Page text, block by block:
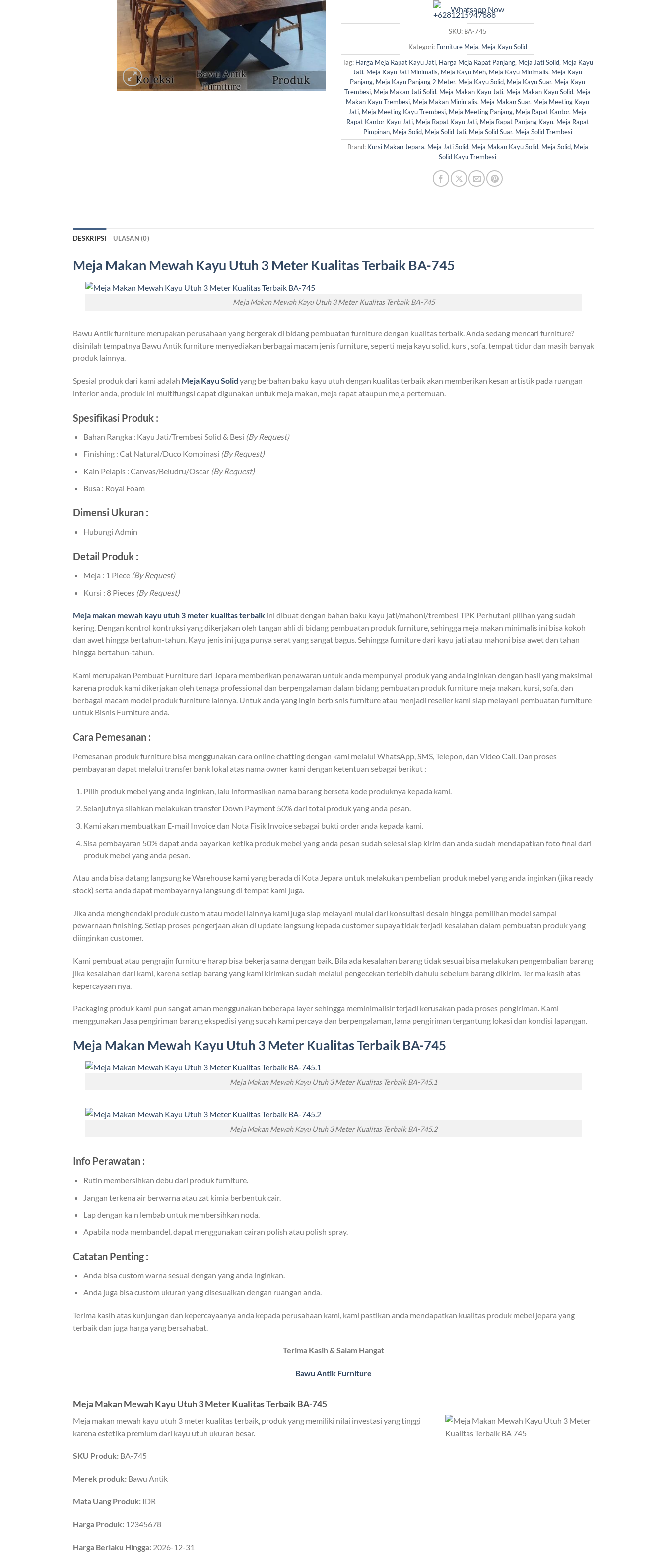
Whatsapp Now
SKU: BA-745
Kategori: Furniture Meja, Meja Kayu Solid
Tag: Harga Meja Rapat Kayu Jati, Harga Meja Rapat Panjang, Meja Jati Solid, Meja Kayu
Jati, Meja Kayu Jati Minimalis, Meja Kayu Meh, Meja Kayu Minimalis, Meja Kayu
Panjang, Meja Kayu Panjang 2 Meter, Meja Kayu Solid, Meja Kayu Suar, Meja Kayu
Trembesi, Meja Makan Jati Solid, Meja Makan Kayu Jati, Meja Makan Kayu Solid, Meja
Makan Kayu Trembesi, Meja Makan Minimalis, Meja Makan Suar, Meja Meeting Kayu
Jati, Meja Meeting Kayu Trembesi, Meja Meeting Panjang, Meja Rapat Kantor, Meja
Rapat Kantor Kayu Jati, Meja Rapat Kayu Jati, Meja Rapat Panjang Kayu, Meja Rapat
Pimpinan, Meja Solid, Meja Solid Jati, Meja Solid Suar, Meja Solid Trembesi
Brand: Kursi Makan Jepara, Meja Jati Solid, Meja Makan Kayu Solid, Meja Solid, Meja
Solid Kayu Trembesi
DESKRIPSI ULASAN (0)
Meja Makan Mewah Kayu Utuh 3 Meter Kualitas Terbaik BA-745
Meja Makan Mewah Kayu Utuh 3 Meter Kualitas Terbaik BA-745
Bawu Antik furniture merupakan perusahaan yang bergerak di bidang pembuatan furniture dengan kualitas terbaik. Anda sedang mencari furniture?
disinilah tempatnya Bawu Antik furniture menyediakan berbagai macam jenis furniture, seperti meja kayu solid, kursi, sofa, tempat tidur dan masih banyak
produk lainnya.
Spesial produk dari kami adalah Meja Kayu Solid yang berbahan baku kayu utuh dengan kualitas terbaik akan memberikan kesan artistik pada ruangan
interior anda, produk ini multifungsi dapat digunakan untuk meja makan, meja rapat ataupun meja pertemuan.
Spesifikasi Produk :
Bahan Rangka : Kayu Jati/Trembesi Solid & Besi (By Request)
Finishing : Cat Natural/Duco Kombinasi (By Request)
Kain Pelapis : Canvas/Beludru/Oscar (By Request)
Busa : Royal Foam
Dimensi Ukuran :
Hubungi Admin
Detail Produk :
Meja : 1 Piece (By Request)
Kursi : 8 Pieces (By Request)
Meja makan mewah kayu utuh 3 meter kualitas terbaik ini dibuat dengan bahan baku kayu jati/mahoni/trembesi TPK Perhutani pilihan yang sudah
kering. Dengan kontrol kontruksi yang dikerjakan oleh tangan ahli di bidang pembuatan produk furniture, sehingga meja makan minimalis ini bisa kokoh
dan awet hingga bertahun-tahun. Kayu jenis ini juga punya serat yang sangat bagus. Sehingga furniture dari kayu jati atau mahoni bisa awet dan tahan
hingga bertahun-tahun.
Kami merupakan Pembuat Furniture dari Jepara memberikan penawaran untuk anda mempunyai produk yang anda inginkan dengan hasil yang maksimal
karena produk kami dikerjakan oleh tenaga professional dan berpengalaman dalam bidang pembuatan produk furniture meja makan, kursi, sofa, dan
berbagai macam model produk furniture lainnya. Untuk anda yang ingin berbisnis furniture atau menjadi reseller kami siap melayani pembuatan furniture
untuk Bisnis Furniture anda.
Cara Pemesanan :
Pemesanan produk furniture bisa menggunakan cara online chatting dengan kami melalui WhatsApp, SMS, Telepon, dan Video Call. Dan proses
pembayaran dapat melalui transfer bank lokal atas nama owner kami dengan ketentuan sebagai berikut :
Pilih produk mebel yang anda inginkan, lalu informasikan nama barang berseta kode produknya kepada kami.
Selanjutnya silahkan melakukan transfer Down Payment 50% dari total produk yang anda pesan.
Kami akan membuatkan E-mail Invoice dan Nota Fisik Invoice sebagai bukti order anda kepada kami.
Sisa pembayaran 50% dapat anda bayarkan ketika produk mebel yang anda pesan sudah selesai siap kirim dan anda sudah mendapatkan foto final dari
produk mebel yang anda pesan.
Atau anda bisa datang langsung ke Warehouse kami yang berada di Kota Jepara untuk melakukan pembelian produk mebel yang anda inginkan (jika ready
stock) serta anda dapat membayarnya langsung di tempat kami juga.
Jika anda menghendaki produk custom atau model lainnya kami juga siap melayani mulai dari konsultasi desain hingga pemilihan model sampai
pewarnaan finishing. Setiap proses pengerjaan akan di update langsung kepada customer supaya tidak terjadi kesalahan dalam pembuatan produk yang
diinginkan customer.
Kami pembuat atau pengrajin furniture harap bisa bekerja sama dengan baik. Bila ada kesalahan barang tidak sesuai bisa melakukan pengembalian barang
jika kesalahan dari kami, karena setiap barang yang kami kirimkan sudah melalui pengecekan terlebih dahulu sebelum barang dikirim. Terima kasih atas
kepercayaan nya.
Packaging produk kami pun sangat aman menggunakan beberapa layer sehingga meminimalisir terjadi kerusakan pada proses pengiriman. Kami
menggunakan Jasa pengiriman barang ekspedisi yang sudah kami percaya dan berpengalaman, lama pengiriman tergantung lokasi dan kondisi lapangan.
Meja Makan Mewah Kayu Utuh 3 Meter Kualitas Terbaik BA-745
Meja Makan Mewah Kayu Utuh 3 Meter Kualitas Terbaik BA-745.1
Meja Makan Mewah Kayu Utuh 3 Meter Kualitas Terbaik BA-745.2
Info Perawatan :
Rutin membersihkan debu dari produk furniture.
Jangan terkena air berwarna atau zat kimia berbentuk cair.
Lap dengan kain lembab untuk membersihkan noda.
Apabila noda membandel, dapat menggunakan cairan polish atau polish spray.
Catatan Penting :
Anda bisa custom warna sesuai dengan yang anda inginkan.
Anda juga bisa custom ukuran yang disesuaikan dengan ruangan anda.
Terima kasih atas kunjungan dan kepercayaanya anda kepada perusahaan kami, kami pastikan anda mendapatkan kualitas produk mebel jepara yang
terbaik dan juga harga yang bersahabat.
Terima Kasih & Salam Hangat
Bawu Antik Furniture
Meja Makan Mewah Kayu Utuh 3 Meter Kualitas Terbaik BA-745
Meja makan mewah kayu utuh 3 meter kualitas terbaik, produk yang memiliki nilai investasi yang tinggi
karena estetika premium dari kayu utuh ukuran besar.
SKU Produk: BA-745
Merek produk: Bawu Antik
Mata Uang Produk: IDR
Harga Produk: 12345678
Harga Berlaku Hingga: 2026-12-31